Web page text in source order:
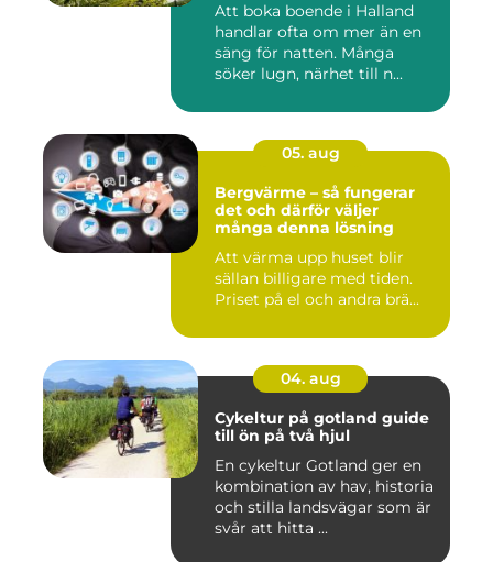
Att boka boende i Halland
handlar ofta om mer än en
säng för natten. Många
söker lugn, närhet till n...
05. aug
Bergvärme – så fungerar
det och därför väljer
många denna lösning
Att värma upp huset blir
sällan billigare med tiden.
Priset på el och andra brä...
04. aug
Cykeltur på gotland guide
till ön på två hjul
En cykeltur Gotland ger en
kombination av hav, historia
och stilla landsvägar som är
svår att hitta ...